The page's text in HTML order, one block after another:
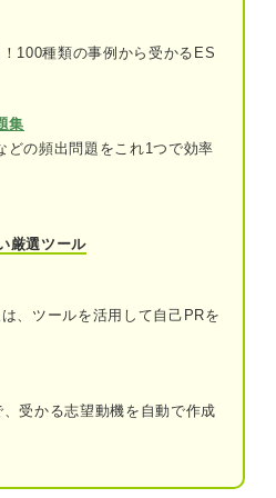
チしていないと判断されて選考
がる
つながる
の成長が遅れる
マップで自己分析を深める
で整理する
100種類の事例から受かるES
集
の頻出問題をこれ1つで効率
厳選ツール
、ツールを活用して自己PRを
受かる志望動機を自動で作成